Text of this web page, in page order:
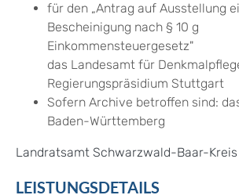
für den „Antrag auf Ausstellung
Bescheinigung nach § 10 g
Einkommensteuergesetz"
das Landesamt für
Regierungspräsidium Stuttgart
Sofern Archive betroffen sind:
Baden-Württemberg
Landratsamt Schwarzwald-Baar-Kreis
LEISTUNGSDETAILS